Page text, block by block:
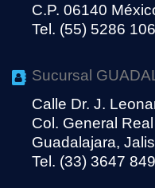
C.P. 06140
Tel. (55) 5286
Sucursal
Calle Dr. J.
Col. General Real
Guadalajara,
Tel. (33) 3647